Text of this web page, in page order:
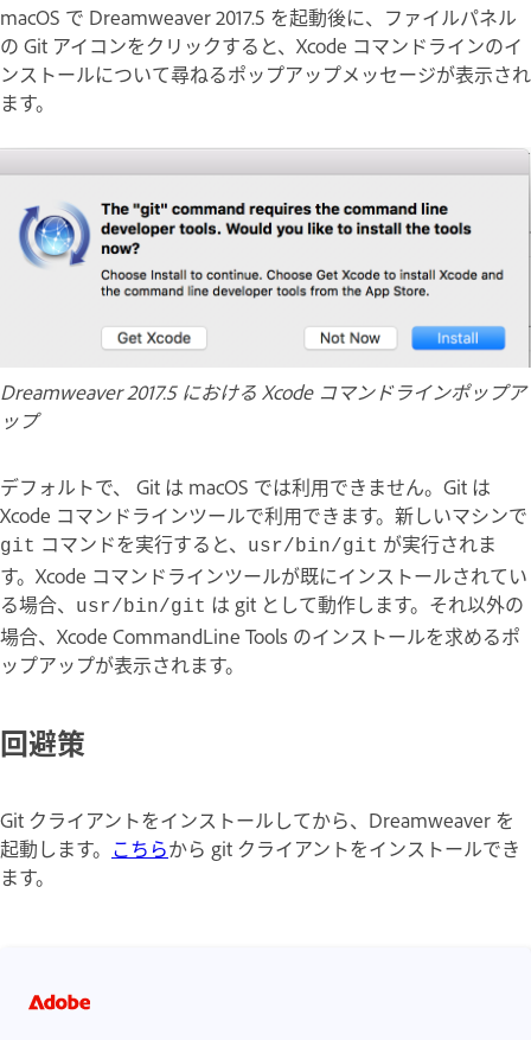
macOS で Dreamweaver 2017.5 を起動後に、ファイルパネル
の Git アイコンをクリックすると、Xcode コマンドラインのイ
ンストールについて尋ねるポップアップメッセージが表示され
ます。
Dreamweaver 2017.5 における Xcode コマンドラインポップア
ップ
デフォルトで、 Git は macOS では利用できません。Git は
Xcode コマンドラインツールで利用できます。新しいマシンで
git コマンドを実行すると、 usr/bin/git が実行されま
す。Xcode コマンドラインツールが既にインストールされてい
る場合、
usr/bin/git は git として動作します。それ以外の
場合、Xcode CommandLine Tools のインストールを求めるポ
ップアップが表示されます。
回避策
Git クライアントをインストールしてから、Dreamweaver を
起動します。 こちらから git クライアントをインストールでき
ます。